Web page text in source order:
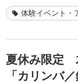
体験イベント・
夏休み限定
「カリンバ